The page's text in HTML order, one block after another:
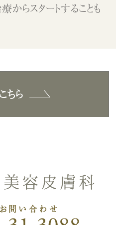
からスタートすることも
ちら
問い合わせ